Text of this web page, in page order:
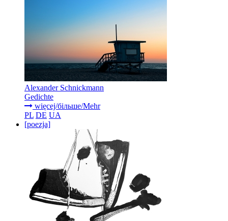
Alexander Schnickmann
Gedichte
więcej/більше/Mehr
PL DE UA
[poezja]